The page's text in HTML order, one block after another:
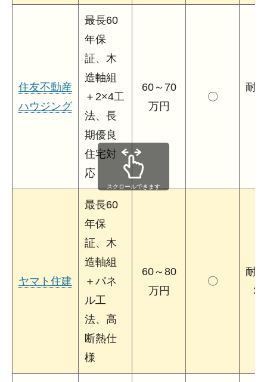
住友不動産
ハウジング
最長60
年保
証、木
造軸組
＋2×4工
法、長
期優良
住宅対
応
60～70
万円
〇
耐
ヤマト住建
最長60
年保
証、木
造軸組
＋パネ
ル工
法、高
断熱仕
様
60～80
万円
〇
耐
3
スクロールできます